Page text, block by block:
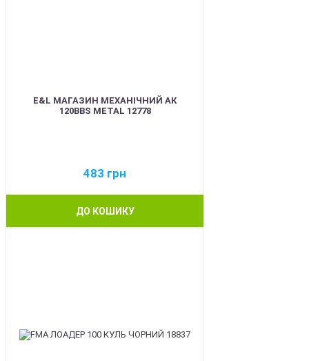
E&L МАГАЗИН МЕХАНІЧНИЙ АК
120BBS METAL 12778
483 грн
ДО КОШИКУ